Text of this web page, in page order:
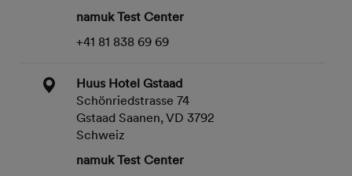
namuk Test Center
+41 81 838 69 69
Huus Hotel Gstaad
Schönriedstrasse 74
Gstaad Saanen, VD 3792
Schweiz
namuk Test Center